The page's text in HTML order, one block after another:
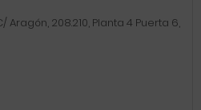
Aragón, 208.210, Planta 4 Puerta 6,